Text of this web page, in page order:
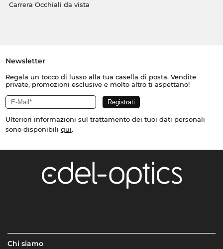
Carrera Occhiali da vista
Newsletter
Regala un tocco di lusso alla tua casella di posta. Vendite
private, promozioni esclusive e molto altro ti aspettano!
Ulteriori informazioni sul trattamento dei tuoi dati personali
sono disponibili qui.
Chi siamo